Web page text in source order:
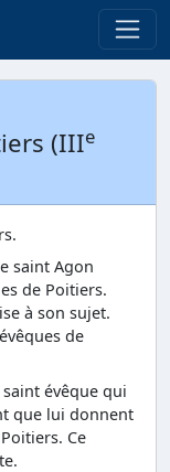
(IIIe
saint Agon
de Poitiers.
à son sujet.
de
évêque qui
que lui donnent
Ce